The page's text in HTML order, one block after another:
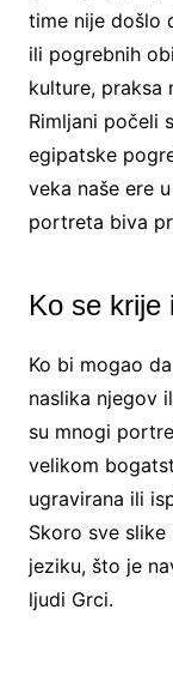
time nije došlo
ili pogrebnih
kulture, praksa
Rimljani počeli
egipatske
veka naše ere
portreta biva
Ko se krije
Ko bi mogao
naslika njegov
su mnogi
velikom
ugravirana ili
Skoro sve slike
jeziku, što je
ljudi Grci.